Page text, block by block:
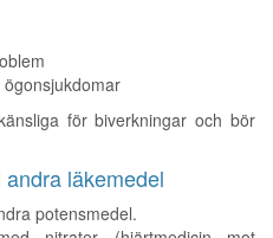
för biverkningar och bör
läkemedel
potensmedel.